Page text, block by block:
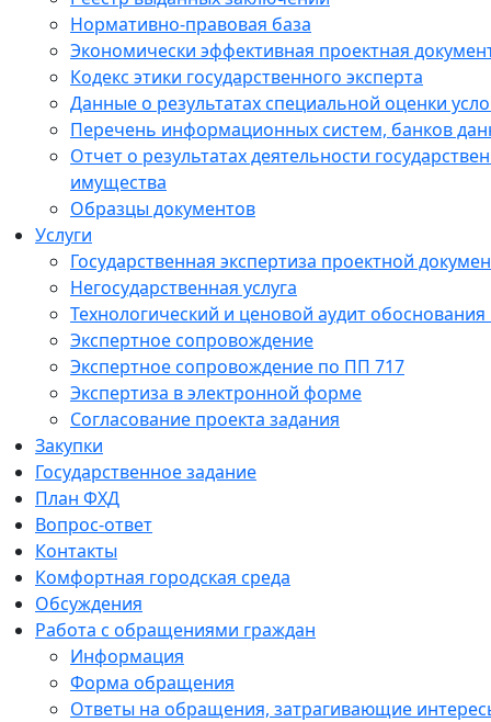
Нормативно-правовая база
Экономически эффективная проектная
Кодекс этики государственного эксперта
Данные о результатах специальной оценки
Перечень информационных систем, банков
Отчет о результатах деятельности
имущества
Образцы документов
Услуги
Государственная экспертиза проектной
Негосударственная услуга
Технологический и ценовой аудит
Экспертное сопровождение
Экспертное сопровождение по ПП 717
Экспертиза в электронной форме
Согласование проекта задания
Закупки
Государственное задание
План ФХД
Вопрос-ответ
Контакты
Комфортная городская среда
Обсуждения
Работа с обращениями граждан
Информация
Форма обращения
Ответы на обращения, затрагивающие